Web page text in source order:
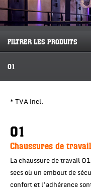
FILTRER LES PRODUITS
O1
* TVA incl.
O1
Chaussures de
La chaussure de travail
secs où un embout de
confort et l’adhérence